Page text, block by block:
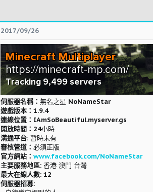
2017/09/26
伺服器名稱： 無名之星 NoNameStar
遊戲版本： 1.9.4
連線位置： IAmSoBeautiful.myserver.gs
開放時間： 24小時
溝通平台: 暫時未有
審核管道： 必須正版
官方網站： www.facebook.com/NoNameStar
主要服務地區: 香港 澳門 台灣
最大在線人數: 12
伺服器招募: